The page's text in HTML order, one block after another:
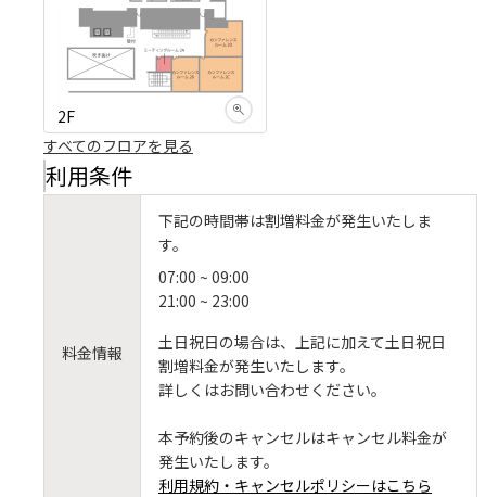
2F
すべてのフロアを見る
利用条件
料金情報
下記の時間帯は割増料金が発生いたしま
す。
07:00 ~ 09:00
21:00 ~ 23:00
土日祝日の場合は、上記に加えて土日祝日
割増料金が発生いたします。
詳しくはお問い合わせください。
本予約後のキャンセルはキャンセル料金が
発生いたします。
利用規約・キャンセルポリシーはこちら